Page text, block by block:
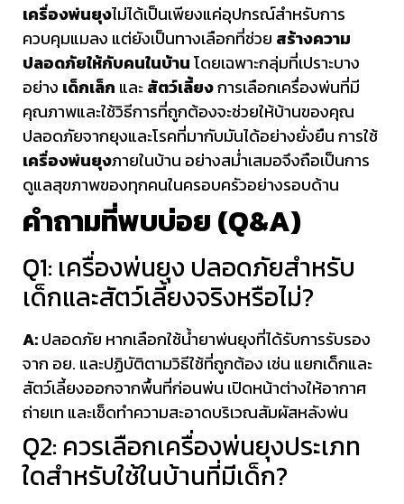
เครื่องพ่นยุงไม่ได้เป็นเพียงแค่อุปกรณ์สำหรับการ
ควบคุมแมลง แต่ยังเป็นทางเลือกที่ช่วย สร้างความ
ปลอดภัยให้กับคนในบ้านโดยเฉพาะกลุ่มที่เปราะบาง
อย่าง เด็กเล็ก และสัตว์เลี้ยงการเลือกเครื่องพ่นที่มี
คุณภาพและใช้วิธีการที่ถูกต้องจะช่วยให้บ้านของคุณ
ปลอดภัยจากยุงและโรคที่มากับมันได้อย่างยั่งยืน การใช้
เครื่องพ่นยุงภายในบ้าน อย่างสม่ำเสมอจึงถือเป็นการ
ดูแลสุขภาพของทุกคนในครอบครัวอย่างรอบด้าน
คำถามที่พบบ่อย (Q&A)
Q1: เครื่องพ่นยุง ปลอดภัยสำหรับ
เด็กและสัตว์เลี้ยงจริงหรือไม่?
A:ปลอดภัย หากเลือกใช้น้ำยาพ่นยุงที่ได้รับการรับรอง
จาก อย. และปฏิบัติตามวิธีใช้ที่ถูกต้อง เช่น แยกเด็กและ
สัตว์เลี้ยงออกจากพื้นที่ก่อนพ่น เปิดหน้าต่างให้อากาศ
ถ่ายเท และเช็ดทำความสะอาดบริเวณสัมผัสหลังพ่น
Q2: ควรเลือกเครื่องพ่นยุงประเภท
ใดสำหรับใช้ในบ้านที่มีเด็ก?